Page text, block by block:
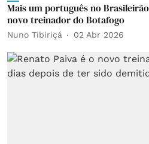
Mais um português no
novo treinador do Botafogo
Nuno Tibiriçá 02 Abr 2026